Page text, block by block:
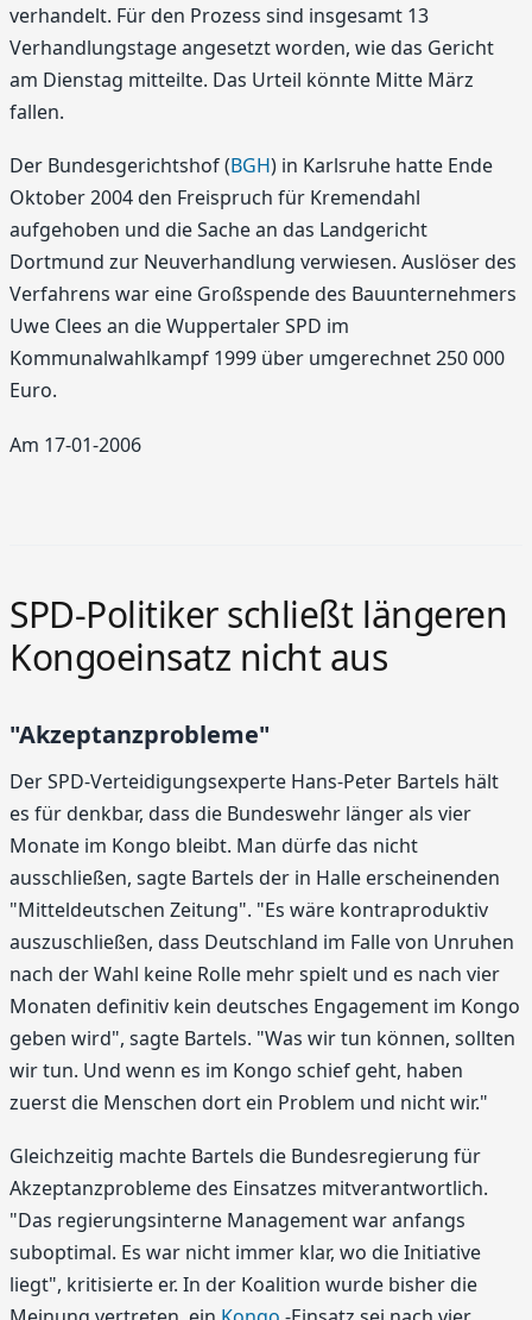
verhandelt. Für den Prozess sind insgesamt 13
Verhandlungstage angesetzt worden, wie das Gericht
am Dienstag mitteilte. Das Urteil könnte Mitte März
fallen.
Der Bundesgerichtshof (BGH) in Karlsruhe hatte Ende
Oktober 2004 den Freispruch für Kremendahl
aufgehoben und die Sache an das Landgericht
Dortmund zur Neuverhandlung verwiesen. Auslöser des
Verfahrens war eine Großspende des Bauunternehmers
Uwe Clees an die Wuppertaler SPD im
Kommunalwahlkampf 1999 über umgerechnet 250 000
Euro.
Am 17-01-2006
SPD-Politiker schließt längeren
Kongoeinsatz nicht aus
"Akzeptanzprobleme"
Der SPD-Verteidigungsexperte Hans-Peter Bartels hält
es für denkbar, dass die Bundeswehr länger als vier
Monate im Kongo bleibt. Man dürfe das nicht
ausschließen, sagte Bartels der in Halle erscheinenden
"Mitteldeutschen Zeitung". "Es wäre kontraproduktiv
auszuschließen, dass Deutschland im Falle von Unruhen
nach der Wahl keine Rolle mehr spielt und es nach vier
Monaten definitiv kein deutsches Engagement im Kongo
geben wird", sagte Bartels. "Was wir tun können, sollten
wir tun. Und wenn es im Kongo schief geht, haben
zuerst die Menschen dort ein Problem und nicht wir."
Gleichzeitig machte Bartels die Bundesregierung für
Akzeptanzprobleme des Einsatzes mitverantwortlich.
"Das regierungsinterne Management war anfangs
suboptimal. Es war nicht immer klar, wo die Initiative
liegt", kritisierte er. In der Koalition wurde bisher die